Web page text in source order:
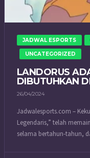
JADWAL ESPORTS
UNCATEGORIZED
LANDORUS
DIBUTUHKAN
26/04/2024
Jadwalesports.com –
Legendaris,” telah
selama bertahun-tahun,